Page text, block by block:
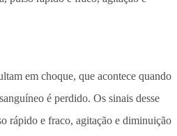
em choque, que acontece quando
é perdido. Os sinais desse
rápido e fraco, agitação e diminuição